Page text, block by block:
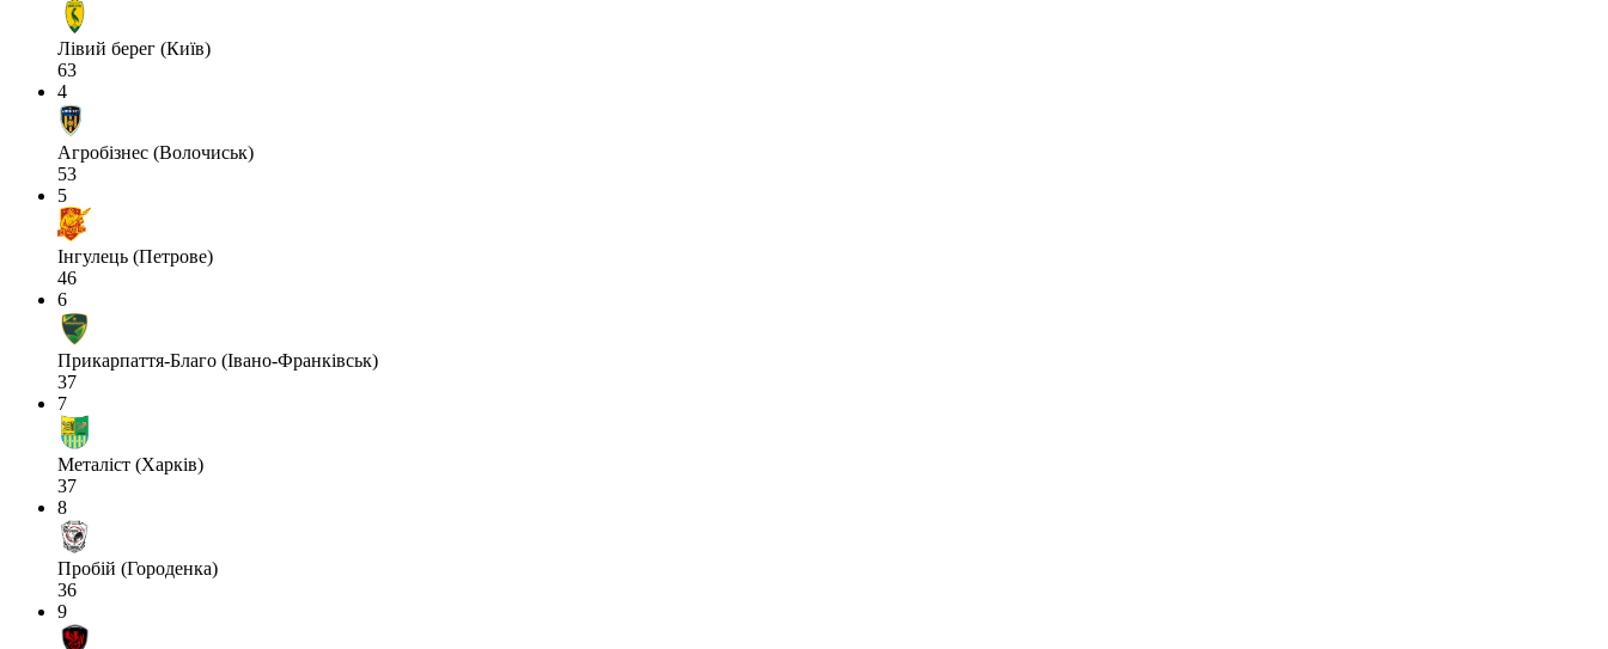
Лівий берег (Київ)
63
4
Агробізнес (Волочиськ)
53
5
Інгулець (Петрове)
46
6
Прикарпаття-Благо (Івано-Франківськ)
37
7
Металіст (Харків)
37
8
Пробій (Городенка)
36
9